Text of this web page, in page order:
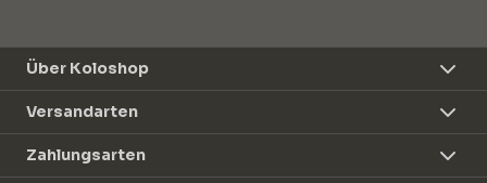
Über Koloshop
Versandarten
Zahlungsarten